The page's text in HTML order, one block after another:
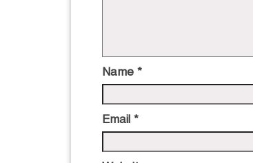
Name *
Email *